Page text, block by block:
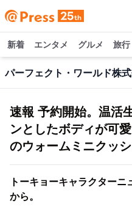
新着 エンタメ グルメ 旅行
パーフェクト・ワールド株
速報 予約開始。温活
ンとしたボディが可
のウォームミニクッ
トーキョーキャラクター
から。